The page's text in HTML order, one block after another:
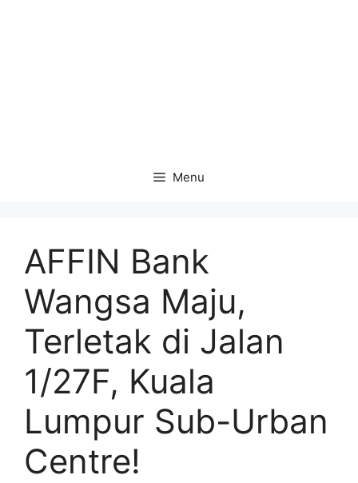
Menu
AFFIN Bank
Wangsa Maju,
Terletak di Jalan
1/27F, Kuala
Lumpur Sub-Urban
Centre!